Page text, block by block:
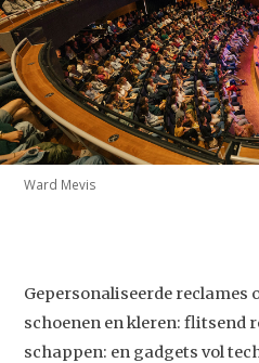
Ward Mevis
Gepersonaliseerde reclames
schoenen en kleren: flitsend
schappen: en gadgets vol